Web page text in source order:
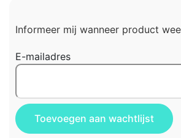
Informeer mij wanneer product
E-mailadres